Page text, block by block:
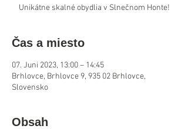
Čas a miesto
07. Juni 2023, 13:00 – 14:45
Brhlovce, Brhlovce 9, 935 02 Brhlovce,
Slovensko
Obsah